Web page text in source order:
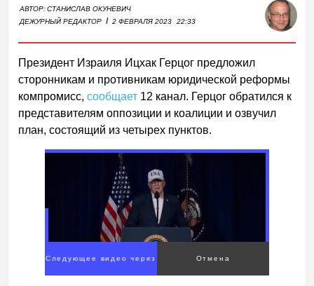
АВТОР:СТАНИСЛАВ ОКУНЕВИЧ
ДЕЖУРНЫЙ РЕДАКТОР I 2 ФЕВРАЛЯ 2023 22:33
Президент Израиля Ицхак Герцог предложил
сторонникам и противникам юридической реформы
компромисс,сообщает 12 канал. Герцог обратился к
представителям оппозиции и коалиции и озвучил
план, состоящий из четырех пунктов.